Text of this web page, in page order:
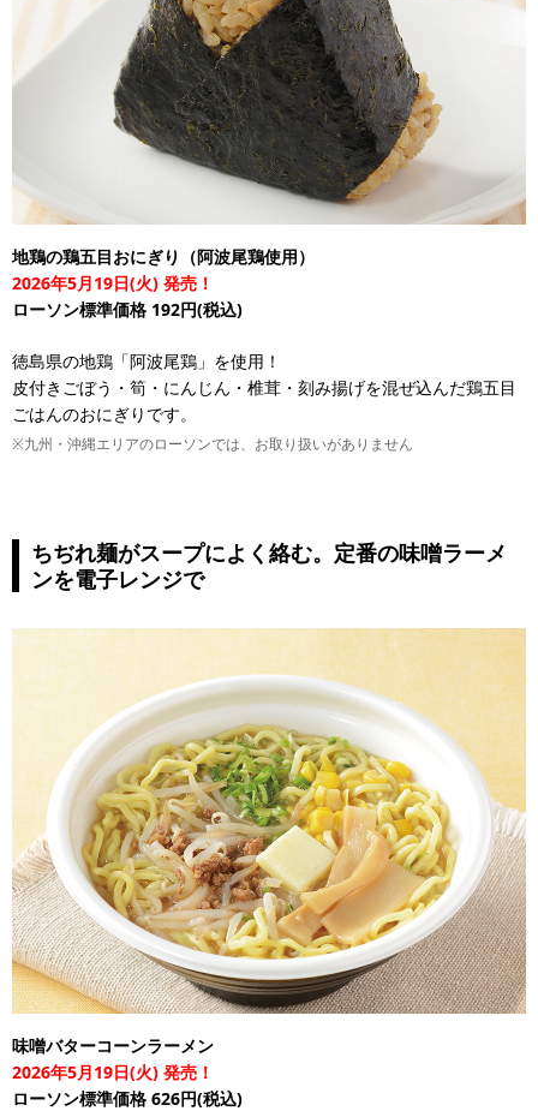
地鶏の鶏五目おにぎり（阿波尾鶏使用）
2026年5月19日(火) 発売！
ローソン標準価格 192円(税込)
徳島県の地鶏「阿波尾鶏」を使用！
皮付きごぼう・筍・にんじん・椎茸・刻み揚げを混ぜ込んだ鶏五目
ごはんのおにぎりです。
※九州・沖縄エリアのローソンでは、お取り扱いがありません
ちぢれ麺がスープによく絡む。定番の味噌ラーメ
ンを電子レンジで
味噌バターコーンラーメン
2026年5月19日(火) 発売！
ローソン標準価格 626円(税込)